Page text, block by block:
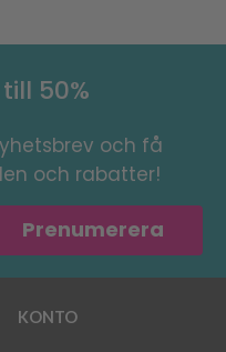
50%
och få
och rabatter!
Prenumerera
KONTO